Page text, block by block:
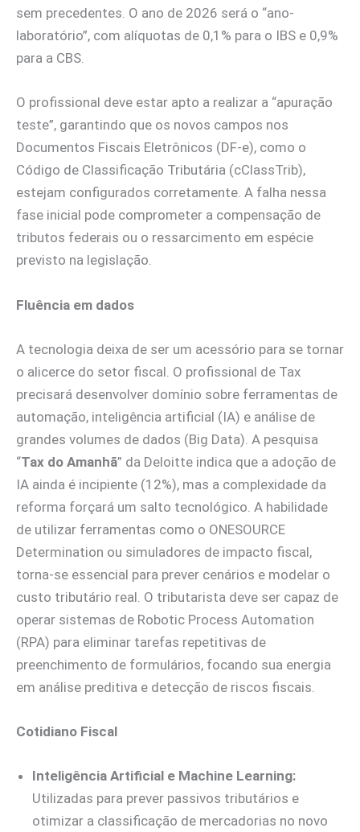
sem precedentes. O ano de 2026 será o “ano-
laboratório”, com alíquotas de 0,1% para o IBS e 0,9%
para a CBS.
O profissional deve estar apto a realizar a “apuração
teste”, garantindo que os novos campos nos
Documentos Fiscais Eletrônicos (DF-e), como o
Código de Classificação Tributária (cClassTrib),
estejam configurados corretamente. A falha nessa
fase inicial pode comprometer a compensação de
tributos federais ou o ressarcimento em espécie
previsto na legislação.
Fluência em dados
A tecnologia deixa de ser um acessório para se tornar
o alicerce do setor fiscal. O profissional de Tax
precisará desenvolver domínio sobre ferramentas de
automação, inteligência artificial (IA) e análise de
grandes volumes de dados (Big Data). A pesquisa
“Tax do Amanhã” da Deloitte indica que a adoção de
IA ainda é incipiente (12%), mas a complexidade da
reforma forçará um salto tecnológico. A habilidade
de utilizar ferramentas como o ONESOURCE
Determination ou simuladores de impacto fiscal,
torna-se essencial para prever cenários e modelar o
custo tributário real. O tributarista deve ser capaz de
operar sistemas de Robotic Process Automation
(RPA) para eliminar tarefas repetitivas de
preenchimento de formulários, focando sua energia
em análise preditiva e detecção de riscos fiscais.
Cotidiano Fiscal
Inteligência Artificial e Machine Learning:
Utilizadas para prever passivos tributários e
otimizar a classificação de mercadorias no novo